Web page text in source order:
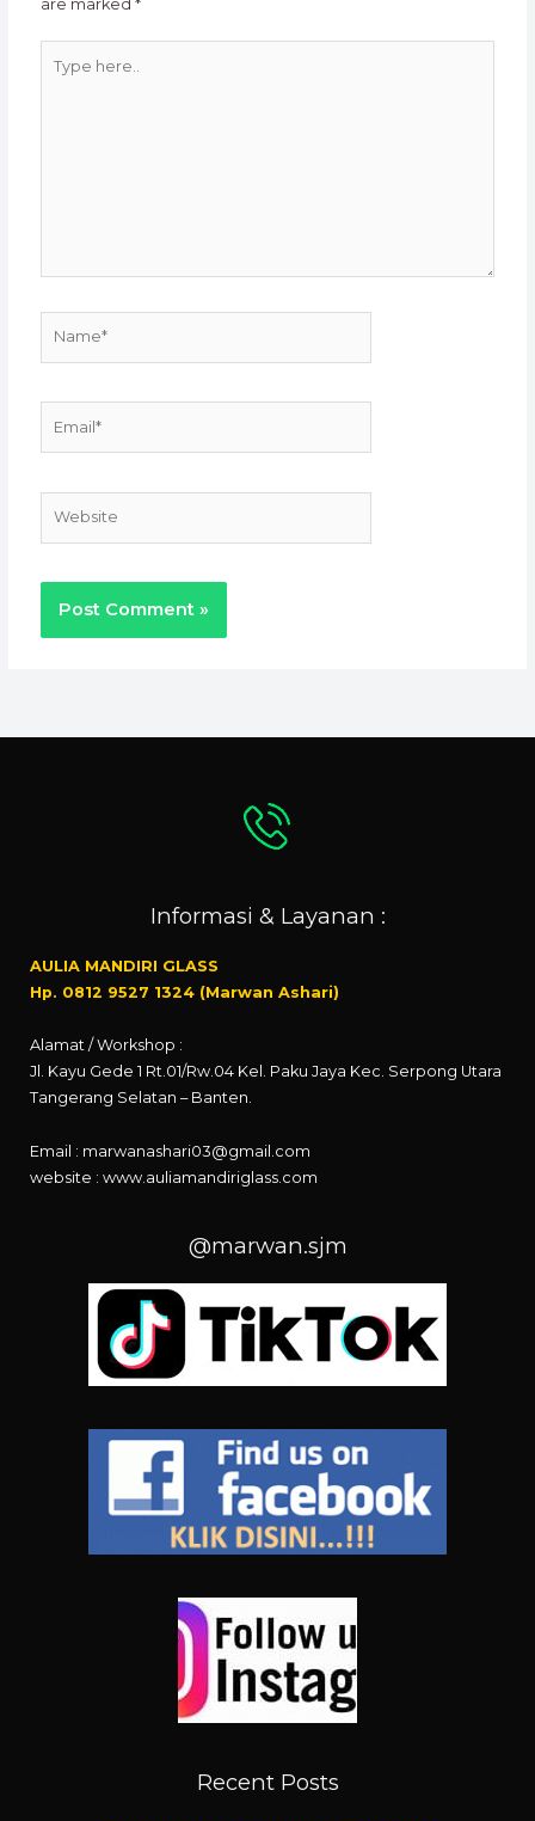
are marked*
here..
Informasi & Layanan :
AULIA MANDIRI GLASS
Hp. 0812 9527 1324 (Marwan Ashari)
Alamat / Workshop :
Jl. Kayu Gede 1 Rt.01/Rw.04 Kel. Paku Jaya Kec. Serpong Utara
Tangerang Selatan – Banten.
Email : marwanashari03@gmail.com
website : www.auliamandiriglass.com
@marwan.sjm
Recent Posts